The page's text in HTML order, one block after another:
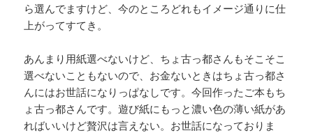
ら選んでますけど、今のところどれもイメージ通りに仕
上がってすてき。
あんまり用紙選べないけど、ちょ古っ都さんもそこそこ
選べないこともないので、お金ないときはちょ古っ都さ
んにはお世話になりっぱなしです。今回作ったご本もち
ょ古っ都さんです。遊び紙にもっと濃い色の薄い紙があ
ればいいけど贅沢は言えない。お世話になっておりま